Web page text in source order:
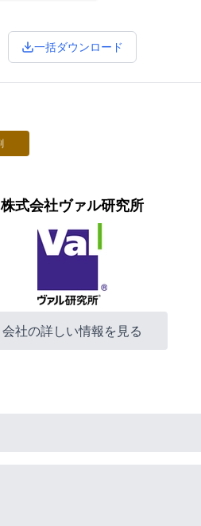
一括ダウンロード
株式会社ヴァル研究所
会社の詳しい情報を見る